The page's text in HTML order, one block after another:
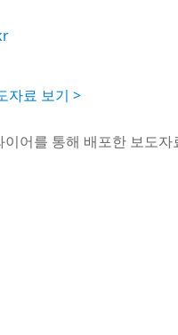
자료 보기 >
이어를 통해 배포한 보도